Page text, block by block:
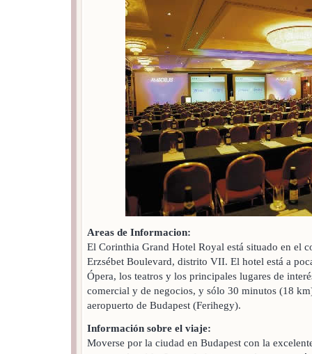
Areas de Informacion:
El Corinthia Grand Hotel Royal está situado en el
Erzsébet Boulevard, distrito VII. El hotel está a
Ópera, los teatros y los principales lugares de
comercial y de negocios, y sólo 30 minutos (18
aeropuerto de Budapest (Ferihegy).
Información sobre el viaje:
Moverse por la ciudad en Budapest con la